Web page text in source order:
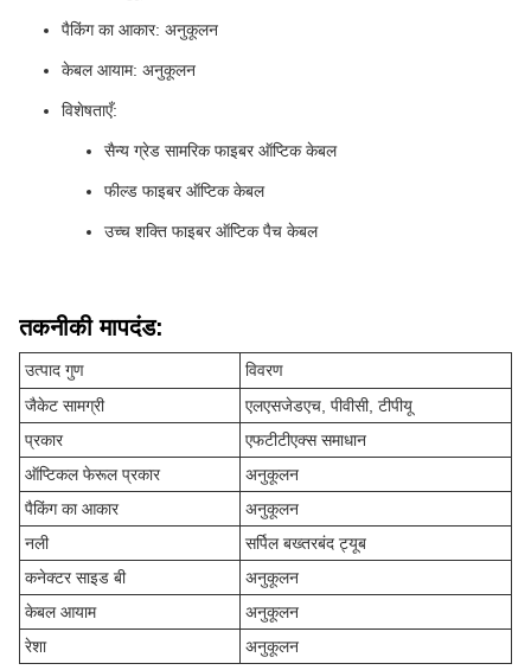
पैकिंग का आकार: अनुकूलन
केबल आयाम: अनुकूलन
विशेषताएँ:
सैन्य ग्रेड सामरिक फाइबर ऑप्टिक केबल
फील्ड फाइबर ऑप्टिक केबल
उच्च शक्ति फाइबर ऑप्टिक पैच केबल
तकनीकी मापदंड:
उत्पाद गुण
विवरण
जैकेट सामग्री
एलएसजेडएच, पीवीसी, टीपीयू
प्रकार
एफटीटीएक्स समाधान
ऑप्टिकल फेरूल प्रकार
अनुकूलन
पैकिंग का आकार
अनुकूलन
नली
सर्पिल बख्तरबंद ट्यूब
कनेक्टर साइड बी
अनुकूलन
केबल आयाम
अनुकूलन
रेशा
अनुकूलन